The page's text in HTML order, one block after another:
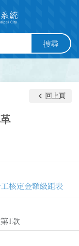
搜尋
keyboard_arrow_left 回上頁
核定金額級距表
1款